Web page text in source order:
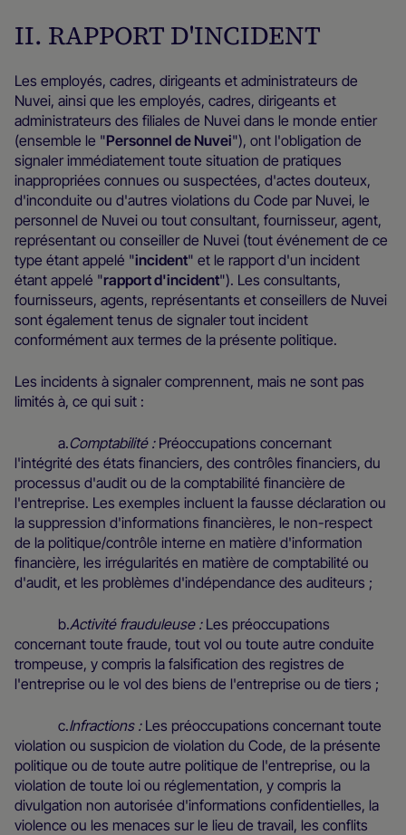
II. RAPPORT D'INCIDENT
Les employés, cadres, dirigeants et administrateurs de
Nuvei, ainsi que les employés, cadres, dirigeants et
administrateurs des filiales de Nuvei dans le monde entier
(ensemble le "Personnel de Nuvei"), ont l'obligation de
signaler immédiatement toute situation de pratiques
inappropriées connues ou suspectées, d'actes douteux,
d'inconduite ou d'autres violations du Code par Nuvei, le
personnel de Nuvei ou tout consultant, fournisseur, agent,
représentant ou conseiller de Nuvei (tout événement de ce
type étant appelé "incident" et le rapport d'un incident
étant appelé "rapport d'incident"). Les consultants,
fournisseurs, agents, représentants et conseillers de Nuvei
sont également tenus de signaler tout incident
conformément aux termes de la présente politique.
Les incidents à signaler comprennent, mais ne sont pas
limités à, ce qui suit :
a.Comptabilité : Préoccupations concernant
l'intégrité des états financiers, des contrôles financiers, du
processus d'audit ou de la comptabilité financière de
l'entreprise. Les exemples incluent la fausse déclaration ou
la suppression d'informations financières, le non-respect
de la politique/contrôle interne en matière d'information
financière, les irrégularités en matière de comptabilité ou
d'audit, et les problèmes d'indépendance des auditeurs ;
b.Activité frauduleuse : Les préoccupations
concernant toute fraude, tout vol ou toute autre conduite
trompeuse, y compris la falsification des registres de
l'entreprise ou le vol des biens de l'entreprise ou de tiers ;
c.Infractions :Les préoccupations concernant toute
violation ou suspicion de violation du Code, de la présente
politique ou de toute autre politique de l'entreprise, ou la
violation de toute loi ou réglementation, y compris la
divulgation non autorisée d'informations confidentielles, la
violence ou les menaces sur le lieu de travail, les conflits